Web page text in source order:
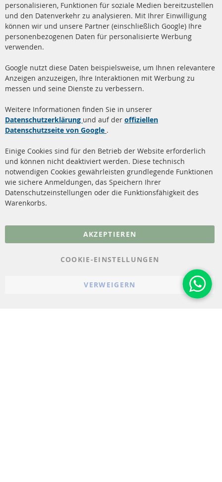
+49 (0) 4533 799 00 0
Mo-Do: 09-17 Uhr, Fr 09-16 Uhr
info@contra-automotive.de
facebook
instagram
Quick Links
Dieselpartikelfilter (DPF)
Dieselpartikelfilter
Katalysator (KAT)
Sensoren
FAQ
Kundenservice
Über uns
Versandkosten
Kontakt
Vertrag widerrufen
personalisieren, Funktionen für soziale Medien bereitzustellen
und den Datenverkehr zu analysieren. Mit Ihrer Einwilligung
können wir und unsere Partner (einschließlich Google) Ihre
personenbezogenen Daten für personalisierte Werbung
verwenden.
Google nutzt diese Daten beispielsweise, um Ihnen relevantere
Anzeigen anzuzeigen, Ihre Interaktionen mit Werbung zu
messen und seine Dienste zu verbessern.
Weitere Informationen finden Sie in unserer
Datenschutzerklärung und auf der offiziellen
Datenschutzseite von Google .
Einige Cookies sind für den Betrieb der Website erforderlich
und können nicht deaktiviert werden. Diese technisch
notwendigen Cookies gewährleisten grundlegende Funktionen
wie sichere Anmeldungen, das Speichern Ihrer
Datenschutzeinstellungen oder die Funktionsfähigkeit des
Warenkorbs.
AKZEPTIEREN
COOKIE-EINSTELLUNGEN
VERWEIGERN